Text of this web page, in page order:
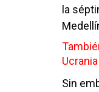
la
Ucrania
Sin